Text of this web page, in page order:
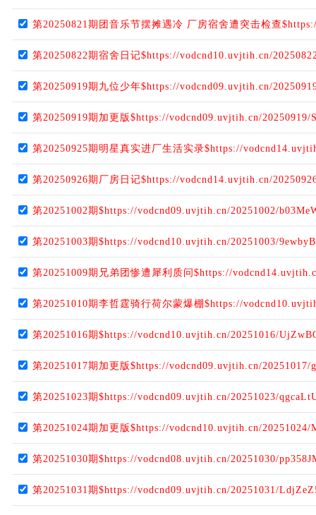
第20250821期团音乐节摆摊遇冷 厂房宿舍遭突击检查
第20250822期宿舍日记$https://vodcnd10.uvjtih.cn/
第20250919期九位少年$https://vodcnd09.uvjtih.cn/
第20250919期加更版$https://vodcnd09.uvjtih.cn/
第20250925期明星真实进厂生活实录$https://
第20250926期厂房日记$https://vodcnd14.uvjtih.cn/
第20251002期$https://vodcnd09.uvjtih.cn/20251002/
第20251003期$https://vodcnd10.uvjtih.cn/20251003/
第20251009期兄弟团惨遭犀利质问$https://
第20251010期李哲霆骑行荷尔蒙爆棚$https://
第20251016期$https://vodcnd10.uvjtih.cn/20251016/
第20251017期加更版$https://vodcnd09.uvjtih.cn/20251017/
第20251023期$https://vodcnd09.uvjtih.cn/20251023/
第20251024期加更版$https://vodcnd10.uvjtih.cn/20251024/
第20251030期$https://vodcnd08.uvjtih.cn/20251030/
第20251031期$https://vodcnd09.uvjtih.cn/20251031/